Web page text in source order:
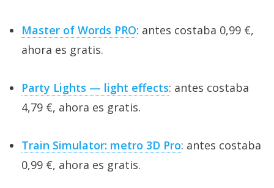
Master of Words PRO: antes costaba 0,99 €,
ahora es gratis.
Party Lights — light effects: antes costaba
4,79 €, ahora es gratis.
Train Simulator: metro 3D Pro: antes costaba
0,99 €, ahora es gratis.